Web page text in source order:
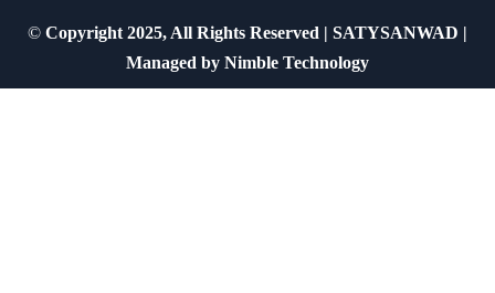
© Copyright 2025, All Rights Reserved | SATYSANWAD |
Managed by Nimble Technology